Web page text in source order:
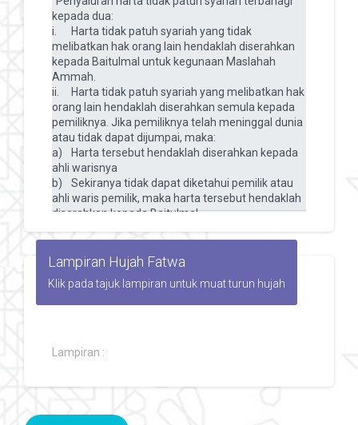
Lampiran Hujah Fatwa
Klik pada tajuk lampiran untuk muat turun hujah
Lampiran :